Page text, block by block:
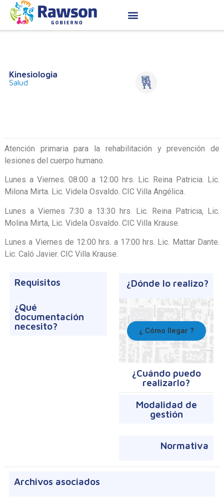
Kinesiologia
Salud
Atención primaria para la rehabilitación y prevención de
lesiones del cuerpo humano.
Lunes a Viernes. 08:00 a 12:00 hrs. Lic. Reina Patricia. Lic.
Milona Mirta. Lic. Videla Osvaldo. CIC Villa Angélica.
Lunes a Viernes 7:30 a 13:30 hrs. Lic. Reina Patricia, Lic.
Molina Mirta, Lic. Videla Osvaldo. CIC Villa Krause.
Lunes a Viernes de 12:00 hrs. a 17:00 hrs. Lic. Mattar Dante.
Lic. Caló Javier. CIC Villa Krause.
Requisitos
¿Qué
documentación
necesito?
¿Dónde lo realizo?
¿ Cómo llegar ?
¿Cuándo puedo
realizarlo?
Modalidad de
gestión
Normativa
Archivos asociados